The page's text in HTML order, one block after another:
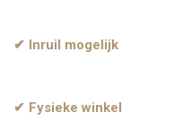
✔ Inruil mogelijk
✔ Fysieke winkel